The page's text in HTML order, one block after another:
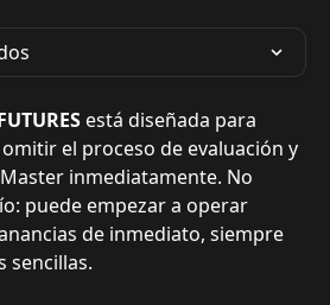
está diseñada para
el proceso de evaluación y
inmediatamente. No
puede empezar a operar
de inmediato, siempre
sencillas.